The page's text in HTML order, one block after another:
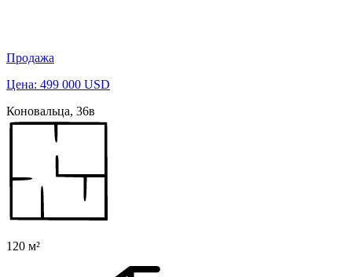
Продажа
Цена: 499 000 USD
Коновальца, 36в
120 м²